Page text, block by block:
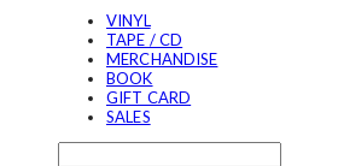
VINYL
TAPE / CD
MERCHANDISE
BOOK
GIFT CARD
SALES